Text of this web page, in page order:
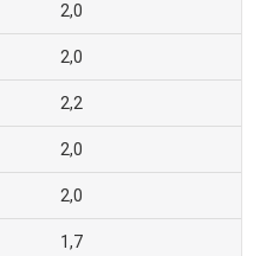
2,0
2,0
2,2
2,0
2,0
1,7